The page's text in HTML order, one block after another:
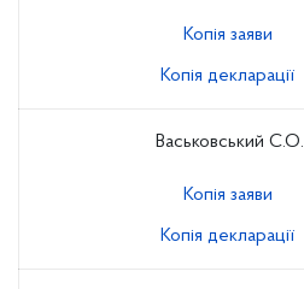
Копія заяви
Копія декларації
Васьковський С.О.
Копія заяви
Копія декларації